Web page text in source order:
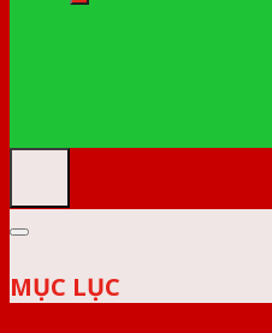
MỤC LỤC